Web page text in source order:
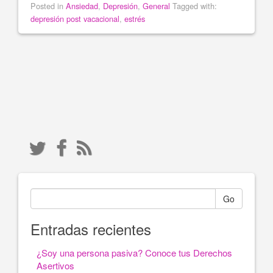
Posted in Ansiedad, Depresión, General Tagged with:
depresión post vacacional, estrés
Go
Entradas recientes
¿Soy una persona pasiva? Conoce tus Derechos
Asertivos